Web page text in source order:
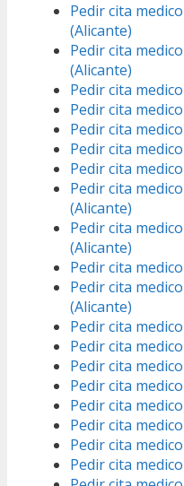
Pedir cita
(Alicante)
Pedir cita
(Alicante)
Pedir cita
Pedir cita
Pedir cita
Pedir cita
Pedir cita
Pedir cita
(Alicante)
Pedir cita
(Alicante)
Pedir cita
Pedir cita
(Alicante)
Pedir cita
Pedir cita
Pedir cita
Pedir cita
Pedir cita
Pedir cita
Pedir cita
Pedir cita